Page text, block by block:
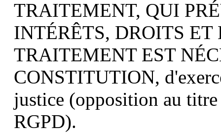
TRAITEMENT, QUI
INTÉRÊTS, DROITS
TRAITEMENT EST
CONSTITUTION,
justice (opposition au
RGPD).